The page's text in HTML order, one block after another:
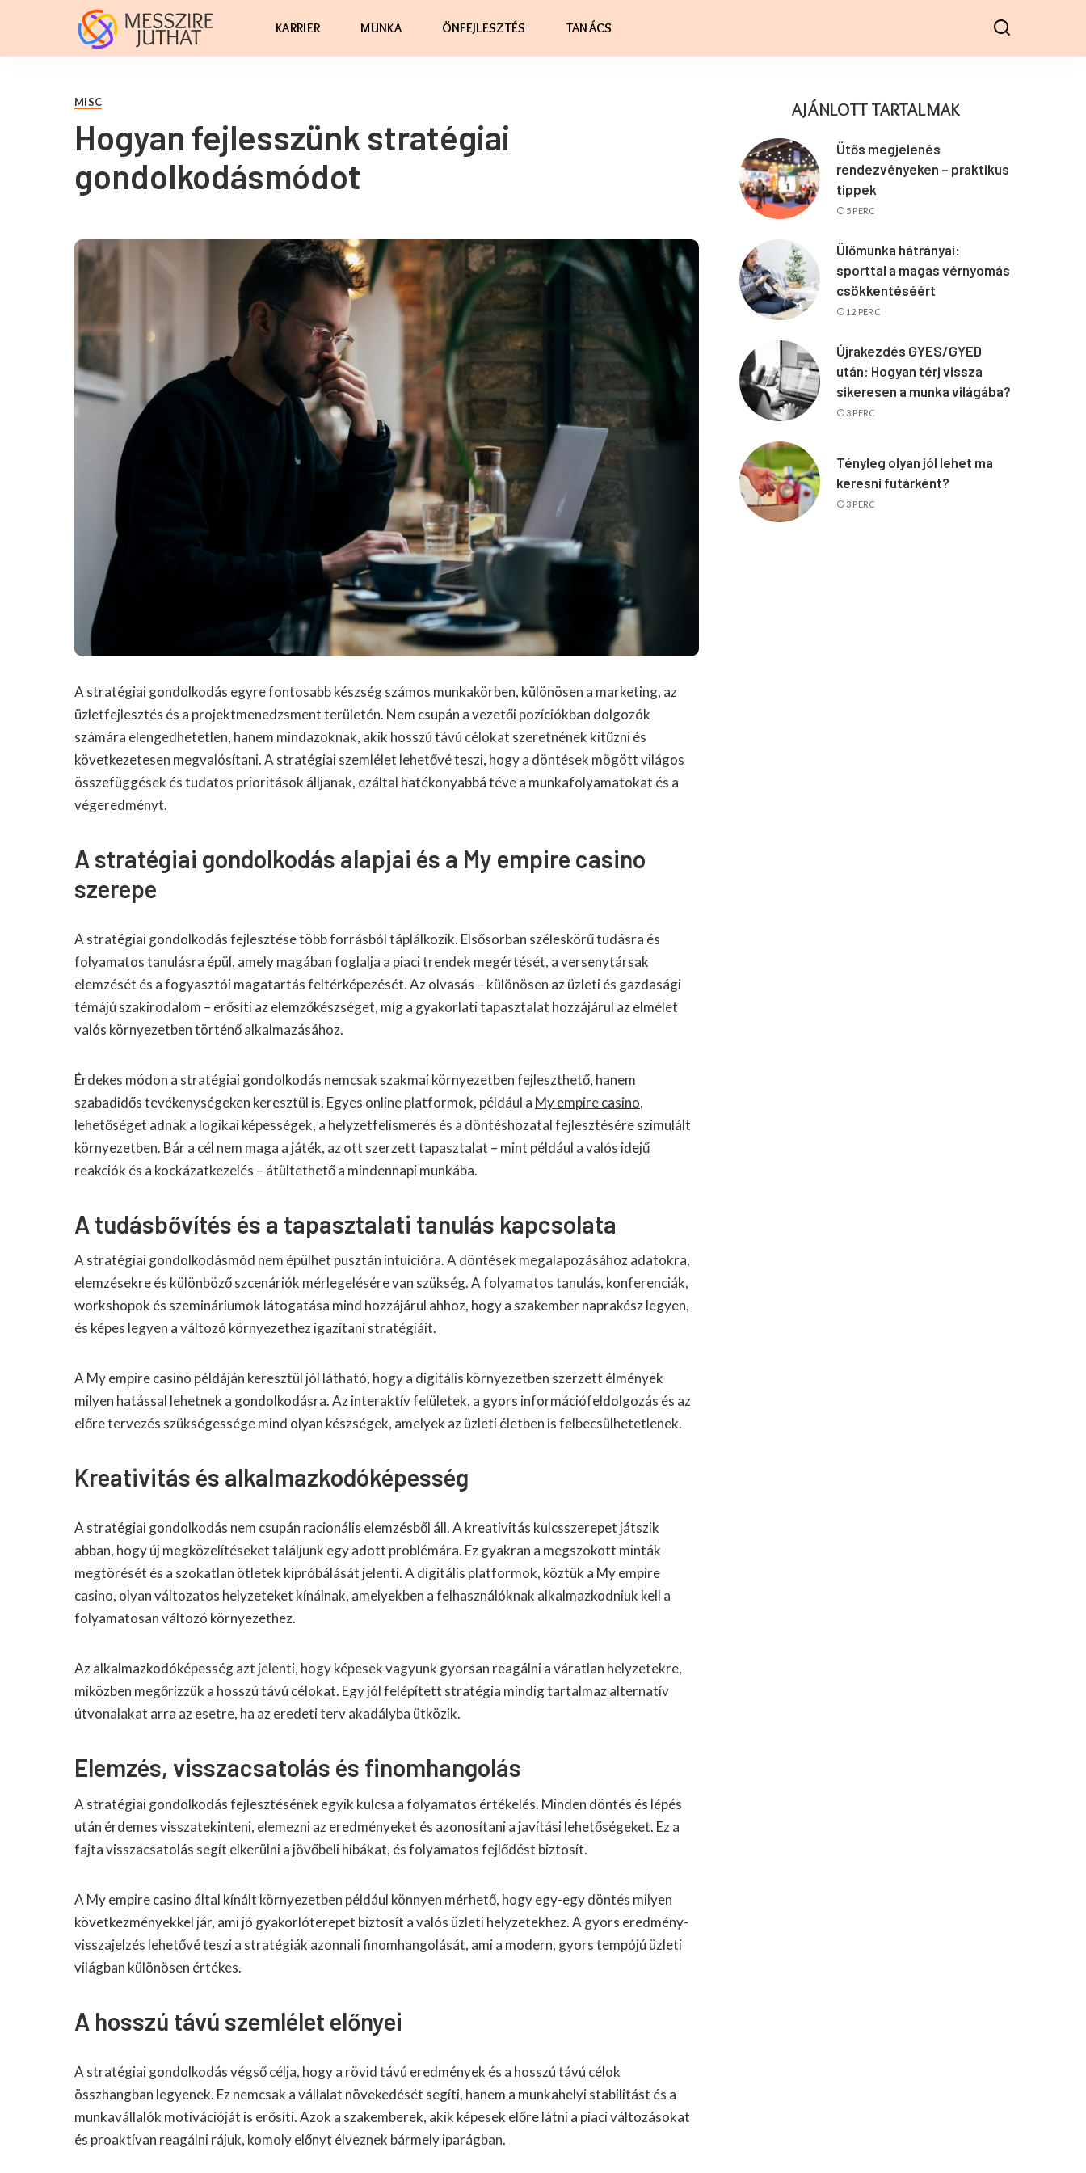
KARRIER MUNKA ÖNFEJLESZTÉS TANÁCS
MISC
Hogyan fejlesszünk stratégiai
gondolkodásmódot
A stratégiai gondolkodás egyre fontosabb készség számos munkakörben, különösen a marketing, az
üzletfejlesztés és a projektmenedzsment területén. Nem csupán a vezetői pozíciókban dolgozók
számára elengedhetetlen, hanem mindazoknak, akik hosszú távú célokat szeretnének kitűzni és
következetesen megvalósítani. A stratégiai szemlélet lehetővé teszi, hogy a döntések mögött világos
összefüggések és tudatos prioritások álljanak, ezáltal hatékonyabbá téve a munkafolyamatokat és a
végeredményt.
A stratégiai gondolkodás alapjai és a My empire casino
szerepe
A stratégiai gondolkodás fejlesztése több forrásból táplálkozik. Elsősorban széleskörű tudásra és
folyamatos tanulásra épül, amely magában foglalja a piaci trendek megértését, a versenytársak
elemzését és a fogyasztói magatartás feltérképezését. Az olvasás – különösen az üzleti és gazdasági
témájú szakirodalom – erősíti az elemzőkészséget, míg a gyakorlati tapasztalat hozzájárul az elmélet
valós környezetben történő alkalmazásához.
Érdekes módon a stratégiai gondolkodás nemcsak szakmai környezetben fejleszthető, hanem
szabadidős tevékenységeken keresztül is. Egyes online platformok, például a My empire casino,
lehetőséget adnak a logikai képességek, a helyzetfelismerés és a döntéshozatal fejlesztésére szimulált
környezetben. Bár a cél nem maga a játék, az ott szerzett tapasztalat – mint például a valós idejű
reakciók és a kockázatkezelés – átültethető a mindennapi munkába.
A tudásbővítés és a tapasztalati tanulás kapcsolata
A stratégiai gondolkodásmód nem épülhet pusztán intuícióra. A döntések megalapozásához adatokra,
elemzésekre és különböző szcenáriók mérlegelésére van szükség. A folyamatos tanulás, konferenciák,
workshopok és szemináriumok látogatása mind hozzájárul ahhoz, hogy a szakember naprakész legyen,
és képes legyen a változó környezethez igazítani stratégiáit.
A My empire casino példáján keresztül jól látható, hogy a digitális környezetben szerzett élmények
milyen hatással lehetnek a gondolkodásra. Az interaktív felületek, a gyors információfeldolgozás és az
előre tervezés szükségessége mind olyan készségek, amelyek az üzleti életben is felbecsülhetetlenek.
Kreativitás és alkalmazkodóképesség
A stratégiai gondolkodás nem csupán racionális elemzésből áll. A kreativitás kulcsszerepet játszik
abban, hogy új megközelítéseket találjunk egy adott problémára. Ez gyakran a megszokott minták
megtörését és a szokatlan ötletek kipróbálását jelenti. A digitális platformok, köztük a My empire
casino, olyan változatos helyzeteket kínálnak, amelyekben a felhasználóknak alkalmazkodniuk kell a
folyamatosan változó környezethez.
Az alkalmazkodóképesség azt jelenti, hogy képesek vagyunk gyorsan reagálni a váratlan helyzetekre,
miközben megőrizzük a hosszú távú célokat. Egy jól felépített stratégia mindig tartalmaz alternatív
útvonalakat arra az esetre, ha az eredeti terv akadályba ütközik.
Elemzés, visszacsatolás és finomhangolás
A stratégiai gondolkodás fejlesztésének egyik kulcsa a folyamatos értékelés. Minden döntés és lépés
után érdemes visszatekinteni, elemezni az eredményeket és azonosítani a javítási lehetőségeket. Ez a
fajta visszacsatolás segít elkerülni a jövőbeli hibákat, és folyamatos fejlődést biztosít.
A My empire casino által kínált környezetben például könnyen mérhető, hogy egy-egy döntés milyen
következményekkel jár, ami jó gyakorlóterepet biztosít a valós üzleti helyzetekhez. A gyors eredmény-
visszajelzés lehetővé teszi a stratégiák azonnali finomhangolását, ami a modern, gyors tempójú üzleti
világban különösen értékes.
A hosszú távú szemlélet előnyei
A stratégiai gondolkodás végső célja, hogy a rövid távú eredmények és a hosszú távú célok
összhangban legyenek. Ez nemcsak a vállalat növekedését segíti, hanem a munkahelyi stabilitást és a
munkavállalók motivációját is erősíti. Azok a szakemberek, akik képesek előre látni a piaci változásokat
és proaktívan reagálni rájuk, komoly előnyt élveznek bármely iparágban.
AJÁNLOTT TARTALMAK
Ütős megjelenés
rendezvényeken – praktikus
tippek
5 PERC
Ülőmunka hátrányai:
sporttal a magas vérnyomás
csökkentéséért
12 PERC
Újrakezdés GYES/GYED
után: Hogyan térj vissza
sikeresen a munka világába?
3 PERC
Tényleg olyan jól lehet ma
keresni futárként?
3 PERC